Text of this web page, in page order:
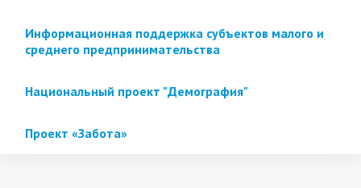
Информационная поддержка субъектов малого и
среднего предпринимательства
Национальный проект "Демография"
Проект «Забота»